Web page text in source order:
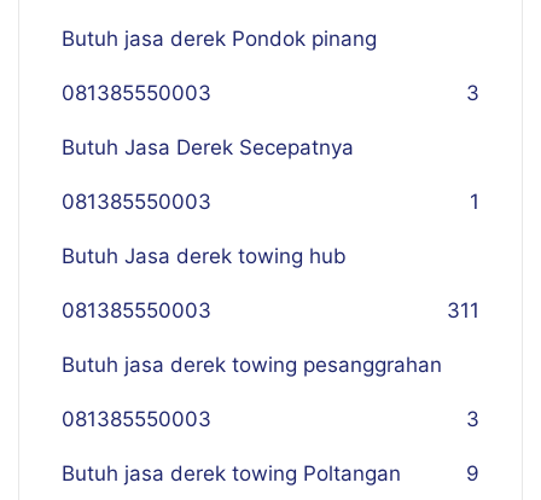
Butuh jasa derek Pondok pinang
081385550003 3
Butuh Jasa Derek Secepatnya
081385550003 1
Butuh Jasa derek towing hub
081385550003 311
Butuh jasa derek towing pesanggrahan
081385550003 3
Butuh jasa derek towing Poltangan 9